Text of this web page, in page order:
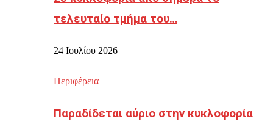
τελευταίο τμήμα του…
24 Ιουλίου 2026
Περιφέρεια
Παραδίδεται αύριο στην κυκλοφορία